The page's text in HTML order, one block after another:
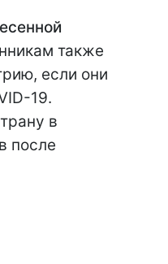
также
если они
19.
в
после